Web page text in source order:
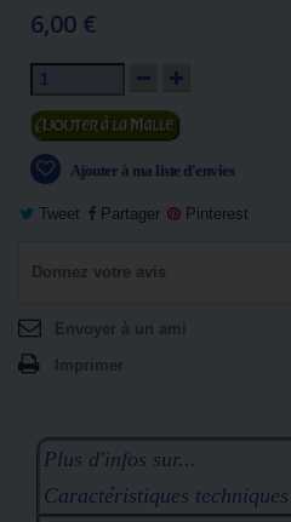
6,00 €
Ajouter au panier
Ajouter à ma liste d'envies
Tweet Partager Pinterest
Donnez votre avis
Envoyer à un ami
Imprimer
Plus d'infos sur...
Caractéristiques techniques